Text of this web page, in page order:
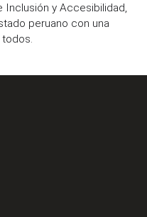
Inclusión y Accesibilidad,
peruano con una
todos.